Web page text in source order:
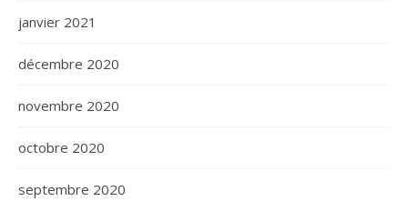
janvier 2021
décembre 2020
novembre 2020
octobre 2020
septembre 2020